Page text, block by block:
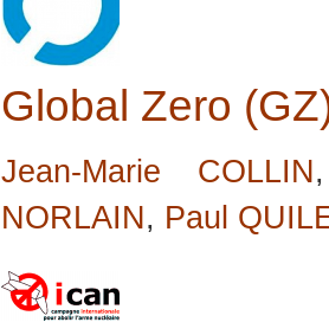
Global Zero
Jean-Marie COLLIN
NORLAIN, Paul